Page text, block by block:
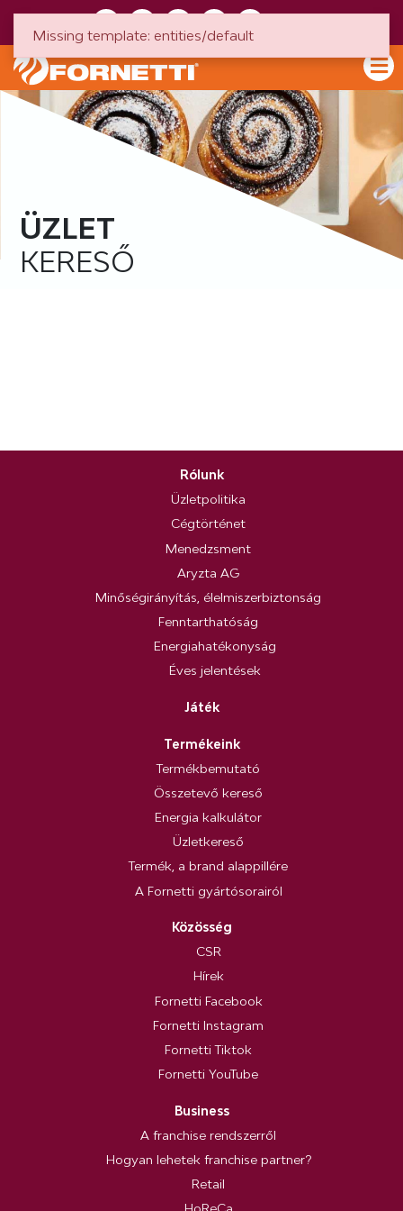
ÜZLET
KERESŐ
Rólunk
Üzletpolitika
Cégtörténet
Menedzsment
Aryzta AG
Minőségirányítás, élelmiszerbiztonság
Fenntarthatóság
Energiahatékonyság
Éves jelentések
Játék
Termékeink
Termékbemutató
Összetevő kereső
Energia kalkulátor
Üzletkereső
Termék, a brand alappillére
A Fornetti gyártósorairól
Közösség
CSR
Hírek
Fornetti Facebook
Fornetti Instagram
Fornetti Tiktok
Fornetti YouTube
Business
A franchise rendszerről
Hogyan lehetek franchise partner?
Retail
Missing template: entities/default